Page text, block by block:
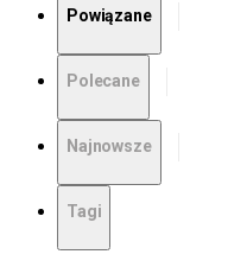
Powiązane
Polecane
Najnowsze
Tagi